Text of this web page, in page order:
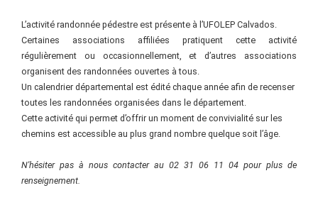
L’activité randonnée pédestre est présente à l’UFOLEP Calvados.
Certaines associations affiliées pratiquent cette activité
régulièrement ou occasionnellement, et d’autres associations
organisent des randonnées ouvertes à tous.
Un calendrier départemental est édité chaque année afin de recenser
toutes les randonnées organisées dans le département.
Cette activité qui permet d’offrir un moment de convivialité sur les
chemins est accessible au plus grand nombre quelque soit l’âge.
N'hésiter pas à nous contacter au 02 31 06 11 04 pour plus de
renseignement.